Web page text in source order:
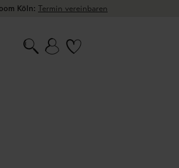
Köln: Termin vereinbaren